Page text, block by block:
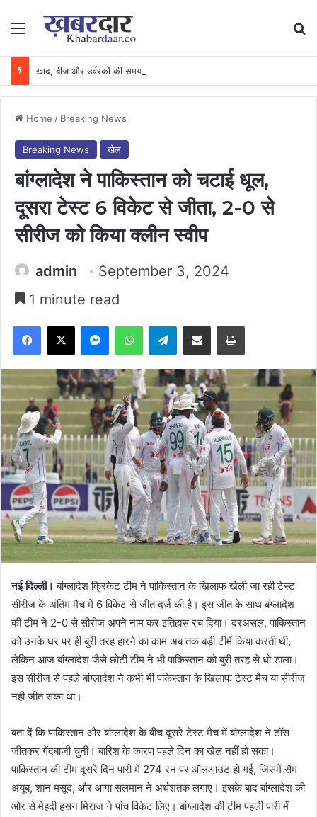
Menu
Home / Breaking News
Breaking News खेल
बांग्लादेश ने पाकिस्तान को चटाई धूल,
दूसरा टेस्ट 6 विकेट से जीता, 2-0 से
सीरीज को किया क्लीन स्वीप
admin
September 3, 2024
1 minute read
Facebook
X MessengerWhatsAppTelegramShare via Email Print
नई दिल्ली। बांग्लादेश क्रिकेट टीम ने पाकिस्तान के खिलाफ खेली जा रही टेस्ट
सीरीज के अंतिम मैच में 6 विकेट से जीत दर्ज की है। इस जीत के साथ बंग्लादेश
की टीम ने 2-0 से सीरीज अपने नाम कर इतिहास रच दिया। दरअसल, पाकिस्तान
को उनके घर पर ही बुरी तरह हारने का काम अब तक बड़ी टीमें किया करती थी,
लेकिन आज बांग्लादेश जैसे छोटी टीम ने भी पाकिस्तान को बुरी तरह से धो डाला।
इस सीरीज से पहले बांग्लादेश ने कभी भी पकिस्तान के खिलाफ टेस्ट मैच या सीरीज
नहीं जीत सका था।
बता दें कि पाकिस्तान और बांग्लादेश के बीच दूसरे टेस्ट मैच में बांग्लादेश ने टॉस
जीतकर गेंदबाजी चुनी। बारिश के कारण पहले दिन का खेल नहीं हो सका।
पाकिस्तान की टीम दूसरे दिन पारी में 274 रन पर ऑलआउट हो गई, जिसमें सैम
अयूब, शान मसूद, और आगा सलमान ने अर्धशतक लगाए। इसके बाद बांग्लादेश की
ओर से मेहदी हसन मिराज ने पांच विकेट लिए। बांग्लादेश की टीम पहली पारी में